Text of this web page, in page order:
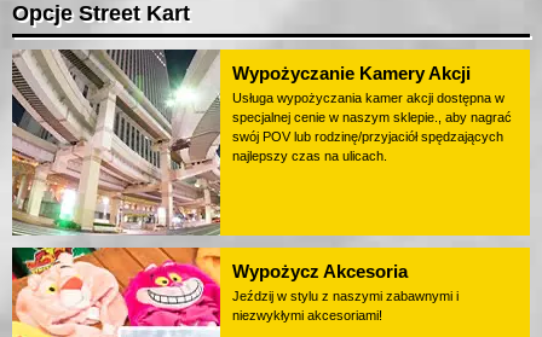
Opcje Street Kart
Wypożyczanie Kamery Akcji
Usługa wypożyczania kamer akcji dostępna w
specjalnej cenie w naszym sklepie., aby nagrać
swój POV lub rodzinę/przyjaciół spędzających
najlepszy czas na ulicach.
Wypożycz Akcesoria
Jeździj w stylu z naszymi zabawnymi i
niezwykłymi akcesoriami!